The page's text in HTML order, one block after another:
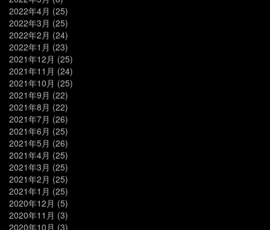
2022年4月 (25)
2022年3月 (25)
2022年2月 (24)
2022年1月 (23)
2021年12月 (25)
2021年11月 (24)
2021年10月 (25)
2021年9月 (22)
2021年8月 (22)
2021年7月 (26)
2021年6月 (25)
2021年5月 (26)
2021年4月 (25)
2021年3月 (25)
2021年2月 (25)
2021年1月 (25)
2020年12月 (5)
2020年11月 (3)
2020年10月 (3)